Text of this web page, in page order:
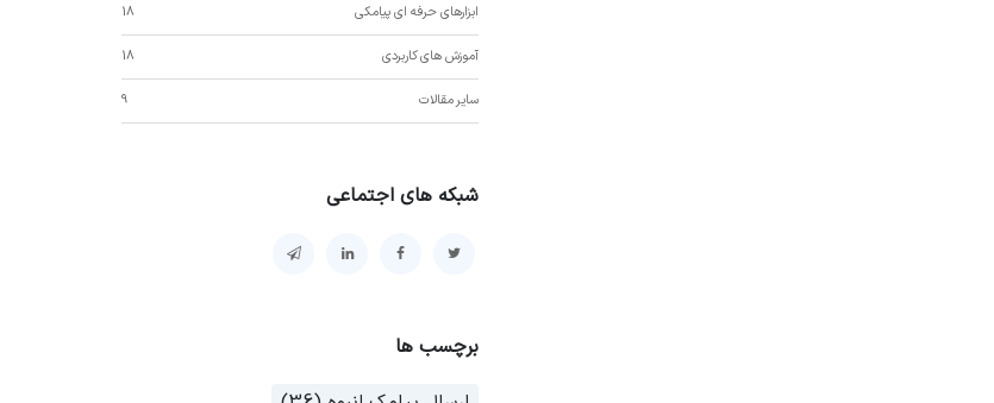
ابزارهای حرفه ای پیامکی 18
آموزش های کاربردی 18
سایر مقالات 9
شبکه های اجتماعی
برچسب ها